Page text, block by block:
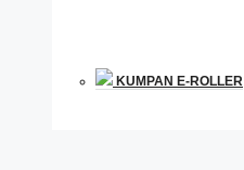
KUMPAN E-ROLLER